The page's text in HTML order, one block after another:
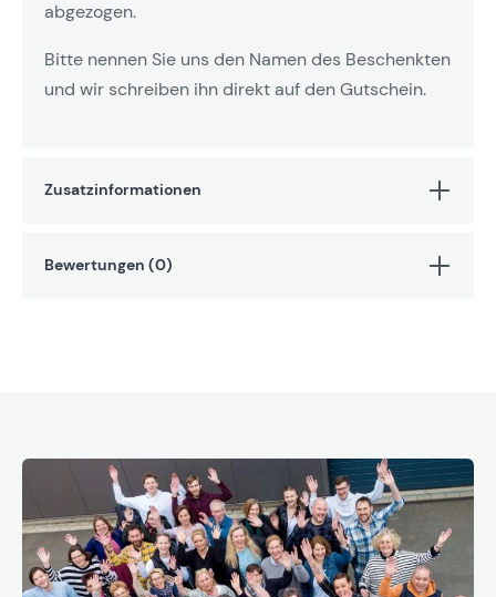
abgezogen.
Bitte nennen Sie uns den Namen des Beschenkten
und wir schreiben ihn direkt auf den Gutschein.
Zusatzinformationen
Bewertungen (0)